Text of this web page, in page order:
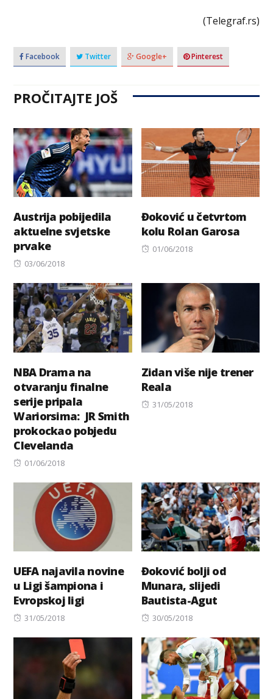
(Telegraf.rs)
Facebook Twitter Google+ Pinterest
PROČITAJTE JOŠ
Austrija pobijedila
aktuelne svjetske
prvake
Posted
03/06/2018
Đoković u četvrtom
kolu Rolan Garosa
Posted
01/06/2018
NBA Drama na
otvaranju finalne
serije pripala
Wariorsima: JR Smith
prokockao pobjedu
Clevelanda
Posted
01/06/2018
Zidan više nije trener
Reala
Posted
31/05/2018
UEFA najavila novine
u Ligi šampiona i
Evropskoj ligi
Posted
31/05/2018
Đoković bolji od
Munara, slijedi
Bautista-Agut
Posted
30/05/2018